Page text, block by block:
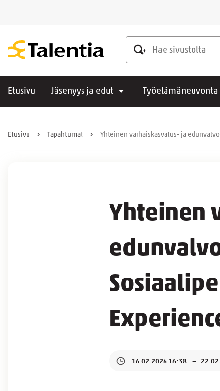
Hae sivustolta
Etusivu Jäsenyys ja edut Työelämäneuvonta
Etusivu Tapahtumat Yhteinen varhaiskasvatus- ja
Yhteinen
16.02.2026 16:38